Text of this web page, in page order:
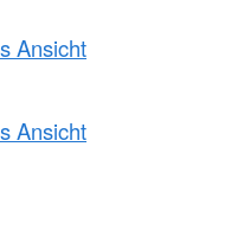
Ansicht
Ansicht